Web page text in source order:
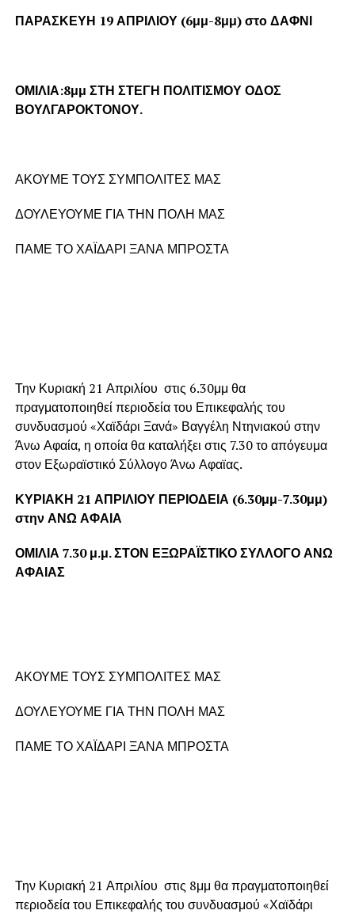
ΠΑΡΑΣΚΕΥΗ 19 ΑΠΡΙΛΙΟΥ (6μμ-8μμ) στο ΔΑΦΝΙ
ΟΜΙΛΙΑ:8μμ ΣΤΗ ΣΤΕΓΗ ΠΟΛΙΤΙΣΜΟΥ ΟΔΟΣ
ΒΟΥΛΓΑΡΟΚΤΟΝΟΥ.
ΑΚΟΥΜΕ ΤΟΥΣ ΣΥΜΠΟΛΙΤΕΣ ΜΑΣ
ΔΟΥΛΕΥΟΥΜΕ ΓΙΑ ΤΗΝ ΠΟΛΗ ΜΑΣ
ΠΑΜΕ ΤΟ ΧΑΪΔΑΡΙ ΞΑΝΑ ΜΠΡΟΣΤΑ
Την Κυριακή 21 Απριλίου στις 6.30μμ θα
πραγματοποιηθεί περιοδεία του Επικεφαλής του
συνδυασμού «Χαϊδάρι Ξανά» Βαγγέλη Ντηνιακού στην
Άνω Αφαία, η οποία θα καταλήξει στις 7.30 το απόγευμα
στον Εξωραϊστικό Σύλλογο Άνω Αφαϊας.
ΚΥΡΙΑΚΗ 21 ΑΠΡΙΛΙΟΥ ΠΕΡΙΟΔΕΙΑ (6.30μμ-7.30μμ)
στην ΑΝΩ ΑΦΑΙΑ
ΟΜΙΛΙΑ 7.30 μ.μ. ΣΤΟΝ ΕΞΩΡΑΪΣΤΙΚΟ ΣΥΛΛΟΓΟ ΑΝΩ
ΑΦΑΙΑΣ
ΑΚΟΥΜΕ ΤΟΥΣ ΣΥΜΠΟΛΙΤΕΣ ΜΑΣ
ΔΟΥΛΕΥΟΥΜΕ ΓΙΑ ΤΗΝ ΠΟΛΗ ΜΑΣ
ΠΑΜΕ ΤΟ ΧΑΪΔΑΡΙ ΞΑΝΑ ΜΠΡΟΣΤΑ
Την Κυριακή 21 Απριλίου στις 8μμ θα πραγματοποιηθεί
περιοδεία του Επικεφαλής του συνδυασμού «Χαϊδάρι